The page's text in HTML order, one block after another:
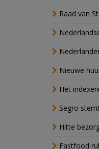
Raad van
Nieuwe
Het
Segro
Hitte
Fastfood